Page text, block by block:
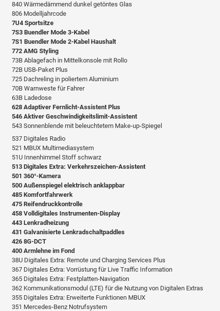
840 Wärmedämmend dunkel getöntes Glas
806 Modelljahrcode
7U4 Sportsitze
7S3 Buendler Mode 3-Kabel
7S1 Buendler Mode 2-Kabel Haushalt
772 AMG Styling
73B Ablagefach in Mittelkonsole mit Rollo
72B USB-Paket Plus
725 Dachreling in poliertem Aluminium
70B Warnweste für Fahrer
63B Ladedose
628 Adaptiver Fernlicht-Assistent Plus
546 Aktiver Geschwindigkeitslimit-Assistent
543 Sonnenblende mit beleuchtetem Make-up-Spiegel
537 Digitales Radio
521 MBUX Multimediasystem
51U Innenhimmel Stoff schwarz
513 Digitales Extra: Verkehrszeichen-Assistent
501 360°-Kamera
500 Außenspiegel elektrisch anklappbar
485 Komfortfahrwerk
475 Reifendruckkontrolle
458 Volldigitales Instrumenten-Display
443 Lenkradheizung
431 Galvanisierte Lenkradschaltpaddles
426 8G-DCT
400 Armlehne im Fond
38U Digitales Extra: Remote und Charging Services Plus
367 Digitales Extra: Vorrüstung für Live Traffic Information
365 Digitales Extra: Festplatten-Navigation
362 Kommunikationsmodul (LTE) für die Nutzung von Digitalen Extras
355 Digitales Extra: Erweiterte Funktionen MBUX
351 Mercedes-Benz Notrufsystem